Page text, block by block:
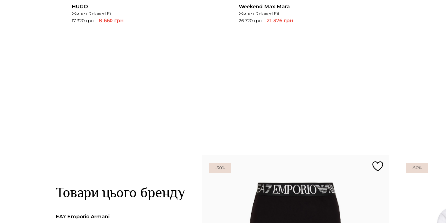
HUGO
Жилет Relaxed Fit
17 320 грн
8 660 грн
Weekend Max Mara
Жилет Relaxed Fit
26 720 грн
21 376 грн
Товари цього бренду
EA7 Emporio Armani
-30% -50%